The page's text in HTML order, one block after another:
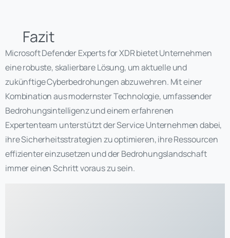
Fazit
Microsoft Defender Experts for XDR bietet Unternehmen
eine robuste, skalierbare Lösung, um aktuelle und
zukünftige Cyberbedrohungen abzuwehren. Mit einer
Kombination aus modernster Technologie, umfassender
Bedrohungsintelligenz und einem erfahrenen
Expertenteam unterstützt der Service Unternehmen dabei,
ihre Sicherheitsstrategien zu optimieren, ihre Ressourcen
effizienter einzusetzen und der Bedrohungslandschaft
immer einen Schritt voraus zu sein.